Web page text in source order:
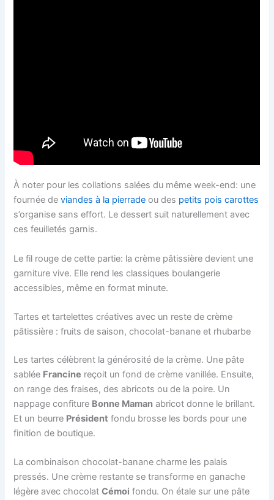
À noter pour les collations salées du même week-end: une
fournée deviandes à la pierrade ou des petits pois carottes
s’organise sans effort. Le dessert suit naturellement avec
ces feuilletés garnis.
Le fil rouge de cette partie: la crème pâtissière devient une
garniture vive. Elle rend les classiques boulangerie
accessibles, même en format minute.
Tartes et tartelettes créatives avec un reste de crème
pâtissière : fruits de saison, chocolat-banane et rhubarbe
Les tartes célèbrent la générosité de la crème. Une pâte
sablée Francine reçoit un fond de crème vanillée. Ensuite,
on range des fraises, des abricots ou de la poire. Un
nappage confiture Bonne Maman abricot donne le brillant.
Et un beurre Président fondu brosse les bords pour une
finition de boutique.
La combinaison chocolat-banane charme les palais
pressés. Une crème restante se transforme en ganache
légère avec chocolatCémoi fondu. On étale sur une pâte